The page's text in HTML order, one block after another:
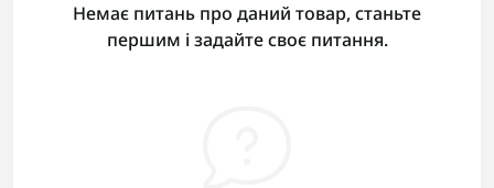
Немає питань про даний товар, станьте
першим і задайте своє питання.